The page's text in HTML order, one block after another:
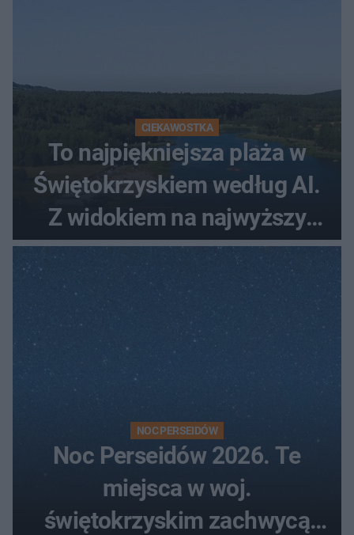
CIEKAWOSTKA
To najpiękniejsza plaża w
Świętokrzyskiem według AI.
Z widokiem na najwyższy
szczyt Gór Świętokrzyskich
NOC PERSEIDÓW
Noc Perseidów 2026. Te
miejsca w woj.
świętokrzyskim zachwycą